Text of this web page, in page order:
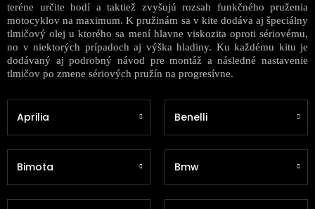
teréne určite hodí a taktiež zvyšujú rozsah funkčného pruženia
motocyklov na maximum. K pružinám sa v kite dodáva aj špeciálny
tlmičový olej u ktorého sa mení hlavne viskozita oproti sériovému,
no v niektorých prípadoch aj výška hladiny. Ku každému kitu je
dodávaný aj podrobný návod pre montáž a následné nastavenie
tlmičov po zmene sériových pružín na progresívne.
Aprilia Benelli
Bimota Bmw